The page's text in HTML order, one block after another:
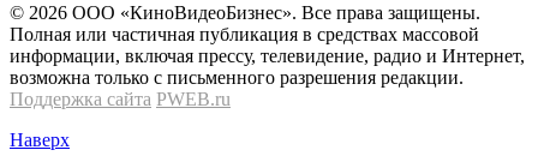
© 2026 OOО «КиноВидеоБизнес». Все права защищены.
Полная или частичная публикация в средствах массовой
информации, включая прессу, телевидение, радио и Интернет,
возможна только с письменного разрешения редакции.
Поддержка сайта PWEB.ru
Наверх